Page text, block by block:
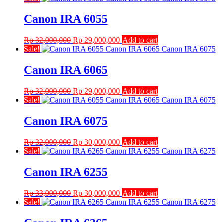
Rp 12,000,000.
Canon IRA 6055
Rp32,000,000 Original
price
Rp 32,000,000.
Rp 29,000,000Current
price
Add to cart
Sale!
Canon IRA 6065
Rp32,000,000 Original
price
Rp 32,000,000.
Rp 29,000,000Current
price
Add to cart
Sale!
Canon IRA 6075
Rp32,000,000 Original
price
Rp 32,000,000.
Rp 30,000,000Current
price
Add to cart
Sale!
Canon IRA 6255
Rp33,000,000 Original
price
Rp 33,000,000.
Rp 30,000,000Current
price
Add to cart
Sale!